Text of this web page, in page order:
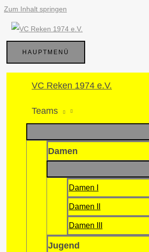
Zum Inhalt springen
HAUPTMENÜ
VC Reken 1974 e.V.
Teams
Damen
Damen I
Damen II
Damen III
Jugend